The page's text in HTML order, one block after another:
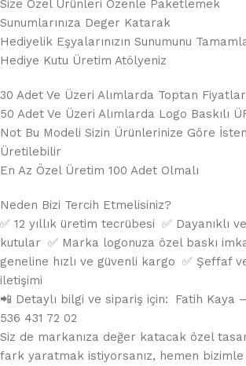
Size Özel Ürünleri Özenle Paketlemek
Sunumlarınıza Deger Katarak
Hediyelik Eşyalarınızın Sunumunu
Hediye Kutu Üretim Atölyeniz
30 Adet Ve Üzeri Alımlarda Toptan
50 Adet Ve Üzeri Alımlarda Logo Baskılı
Not Bu Modeli Sizin Ürünlerinize Göre
Üretilebilir
En Az Özel Üretim 100 Adet Olmalı
Neden Bizi Tercih Etmelisiniz?
✅ 12 yıllık üretim tecrübesi ✅ Dayanıklı
kutular ✅ Marka logonuza özel baskı
geneline hızlı ve güvenli kargo ✅ Şeffaf
iletişimi
📲 Detaylı bilgi ve sipariş için: Fatih Kaya
536 431 72 02
Siz de markanıza değer katacak özel
fark yaratmak istiyorsanız, hemen